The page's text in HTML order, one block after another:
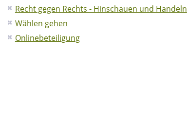
Recht gegen Rechts - Hinschauen und Handeln
Wählen gehen
Onlinebeteiligung